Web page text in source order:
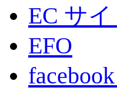
EC サイ
EFO